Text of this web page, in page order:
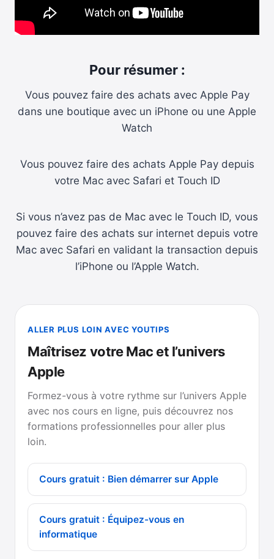
Pour résumer :
Vous pouvez faire des achats avec Apple Pay
dans une boutique avec un iPhone ou une Apple
Watch
Vous pouvez faire des achats Apple Pay depuis
votre Mac avec Safari et Touch ID
Si vous n’avez pas de Mac avec le Touch ID, vous
pouvez faire des achats sur internet depuis votre
Mac avec Safari en validant la transaction depuis
l’iPhone ou l’Apple Watch.
ALLER PLUS LOIN AVEC YOUTIPS
Maîtrisez votre Mac et l’univers
Apple
Formez-vous à votre rythme sur l’univers Apple
avec nos cours en ligne, puis découvrez nos
formations professionnelles pour aller plus
loin.
Cours gratuit : Bien démarrer sur Apple
Cours gratuit : Équipez-vous en
informatique